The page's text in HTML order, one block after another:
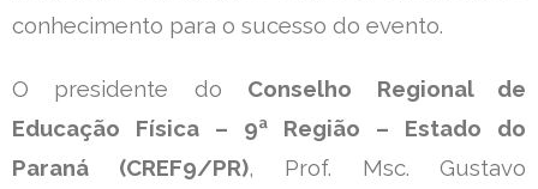
conhecimento para o sucesso do evento.
O presidente do Conselho Regional de
Educação Física – 9ª Região – Estado do
Paraná (CREF9/PR), Prof. Msc. Gustavo